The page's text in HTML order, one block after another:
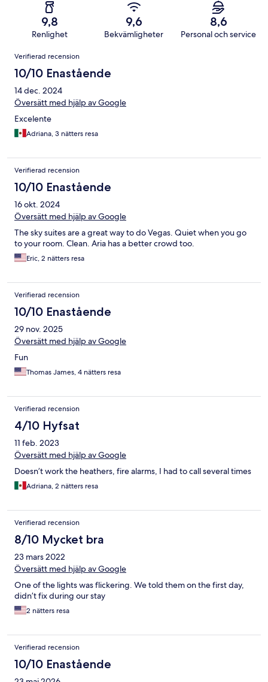
9,8
Renlighet
9,6
Bekvämligheter
8,6
Personal och service
Recensioner
Verifierad recension
10/10 Enastående
14 dec. 2024
Översätt med hjälp av Google
Excelente
Adriana, 3 nätters resa
Verifierad recension
10/10 Enastående
16 okt. 2024
Översätt med hjälp av Google
The sky suites are a great way to do Vegas. Quiet when you go
to your room. Clean. Aria has a better crowd too.
Eric, 2 nätters resa
Verifierad recension
10/10 Enastående
29 nov. 2025
Översätt med hjälp av Google
Fun
Thomas James, 4 nätters resa
Verifierad recension
4/10 Hyfsat
11 feb. 2023
Översätt med hjälp av Google
Doesn’t work the heathers, fire alarms, I had to call several times
Adriana, 2 nätters resa
Verifierad recension
8/10 Mycket bra
23 mars 2022
Översätt med hjälp av Google
One of the lights was flickering. We told them on the first day,
didn’t fix during our stay
2 nätters resa
Verifierad recension
10/10 Enastående